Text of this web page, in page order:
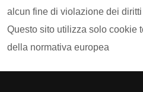
alcun fine di violazione dei
Questo sito utilizza solo cookie
della normativa europea